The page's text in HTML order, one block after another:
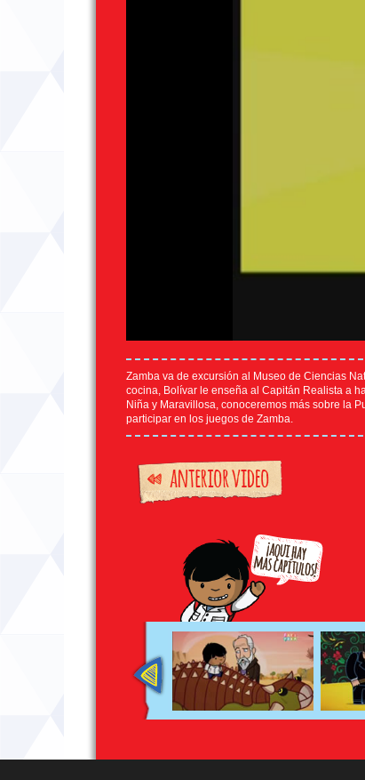
Zamba va de excursión al Museo de Ciencias
cocina, Bolívar le enseña al Capitán Realista a
Niña y Maravillosa, conoceremos más sobre la
participar en los juegos de Zamba.